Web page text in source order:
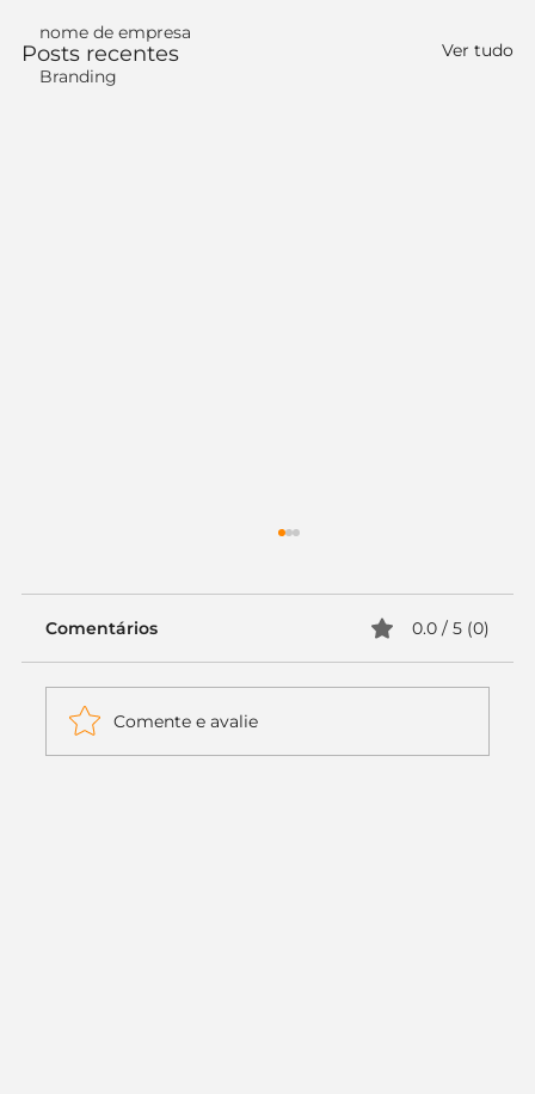
nome de empresa
Branding
Posts recentes Ver tudo
Comentários 0.0 / 5 (0)
Comente e avalie